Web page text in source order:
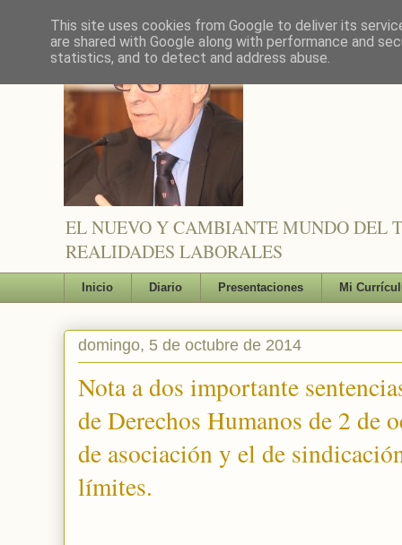
EL NUEVO Y CAMBIANTE MUNDO DEL
REALIDADES LABORALES
Inicio Diario Presentaciones Mi
domingo, 5 de octubre de 2014
Nota a dos importante
de Derechos Humanos de 2 de
de asociación y el de
límites.
This site uses cookies from Google to deliver its
are shared with Google along with performance and
statistics, and to detect and address abuse.